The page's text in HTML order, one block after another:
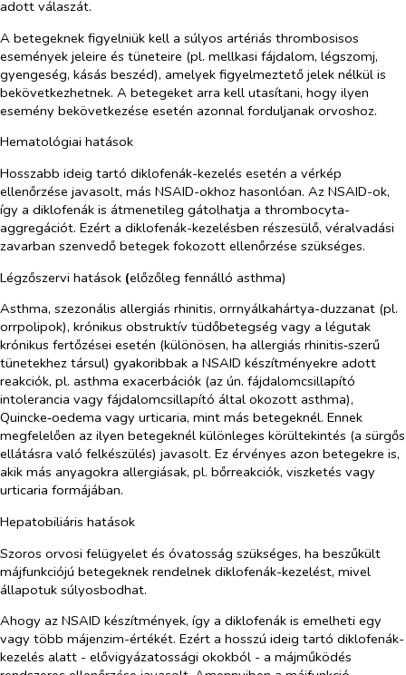
adott válaszát.
A betegeknek figyelniük kell a súlyos artériás thrombosisos
események jeleire és tüneteire (pl. mellkasi fájdalom, légszomj,
gyengeség, kásás beszéd), amelyek figyelmeztető jelek nélkül is
bekövetkezhetnek. A betegeket arra kell utasítani, hogy ilyen
esemény bekövetkezése esetén azonnal forduljanak orvoshoz.
Hematológiai hatások
Hosszabb ideig tartó diklofenák-kezelés esetén a vérkép
ellenőrzése javasolt, más NSAID-okhoz hasonlóan. Az NSAID-ok,
így a diklofenák is átmenetileg gátolhatja a thrombocyta-
aggregációt. Ezért a diklofenák-kezelésben részesülő, véralvadási
zavarban szenvedő betegek fokozott ellenőrzése szükséges.
Légzőszervi hatások (előzőleg fennálló asthma)
Asthma, szezonális allergiás rhinitis, orrnyálkahártya-duzzanat (pl.
orrpolipok), krónikus obstruktív tüdőbetegség vagy a légutak
krónikus fertőzései esetén (különösen, ha allergiás rhinitis‑szerű
tünetekhez társul) gyakoribbak a NSAID készítményekre adott
reakciók, pl. asthma exacerbációk (az ún. fájdalomcsillapító
intolerancia vagy fájdalomcsillapító által okozott asthma),
Quincke‑oedema vagy urticaria, mint más betegeknél. Ennek
megfelelően az ilyen betegeknél különleges körültekintés (a sürgős
ellátásra való felkészülés) javasolt. Ez érvényes azon betegekre is,
akik más anyagokra allergiásak, pl. bőrreakciók, viszketés vagy
urticaria formájában.
Hepatobiliáris hatások
Szoros orvosi felügyelet és óvatosság szükséges, ha beszűkült
májfunkciójú betegeknek rendelnek diklofenák-kezelést, mivel
állapotuk súlyosbodhat.
Ahogy az NSAID készítmények, így a diklofenák is emelheti egy
vagy több májenzim-értékét. Ezért a hosszú ideig tartó diklofenák-
kezelés alatt - elővigyázatossági okokból - a májműködés